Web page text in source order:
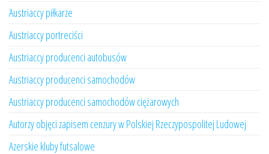
Austriaccy piłkarze
Austriaccy portreciści
Austriaccy producenci autobusów
Austriaccy producenci samochodów
Austriaccy producenci samochodów ciężarowych
Autorzy objęci zapisem cenzury w Polskiej Rzeczypospolitej Ludowej
Azerskie kluby futsalowe